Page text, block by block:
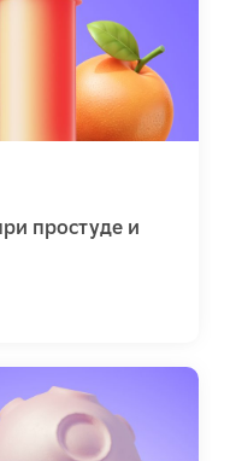
простуде и